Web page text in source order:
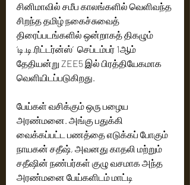
சினிமாவில் சமீப காலங்களில் வெளிவந்த
சிறந்த தமிழ் நகைச்சுவைத்
திரைப்படங்களில் ஒன்றாகத் திகழும்
‘டி.டி.ரிட்டர்ன்ஸ்’  செப்டம்பர் 1ஆம்
தேதியன்று ZEE5 இல் பிரத்தியேகமாக
வெளியிடப்படுகிறது.
பேய்கள் வசிக்கும் ஒரு பழைய
அரண்மனை. அங்கு பதுக்கி
வைக்கப்பட்ட பணத்தை எடுக்கப் போகும்
நாயகன் சதீஷ், அவனது காதலி மற்றும்
சதீஷின் நண்பர்கள் குழு வசமாக அந்த
அரண்மனை பேய்களிடம் மாட்டி